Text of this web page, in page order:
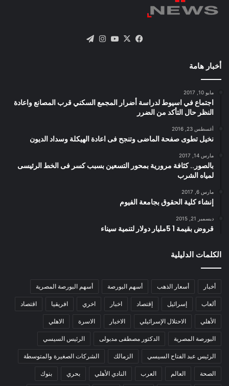
فيسبوك
X يوتيوبانستقرام
أخبار هامة
مايو 10, 2017
اجتماع في اسيوط لدراسة أضرار المجمع السكني قرب المصانع واعادة
النظر حال التأكد من الضرر
أغسطس 23, 2016
نخيل تطوى صفحة الماضى وتنجح فى اعادة الهيكلة وسداد الديون
مارس 14, 2017
بالصور.. كثافة مرورية بمحور التسعين بسبب كسر فى الخط الرئيسى
لمياه الشرب
مارس 6, 2017
إنشاء كلية الحقوق بجامعة الفيوم
ديسمبر 21, 2015
قروض بقيمة 1 5مليار دولار لتنمية سيناء
الكلمات الدليلية
أخبار أسعار الذهب أسهم البورصة أسهم البورصة المصرية
ألعاب إسرائيل إقتصاد اخبار اخري افريقيا اقتصاد
الأهلي الاحتلال الإسرائيلي الاخبار الاسرة الاهلي
البورصة المصرية الدكتور مصطفى مدبولى الرئيس السيسي
الرئيس عبد الفتاح السيسي الزمالك الشركات الصغيرة والمتوسطة
الصحة العالم العرب النادي الأهلي بحري بنوك